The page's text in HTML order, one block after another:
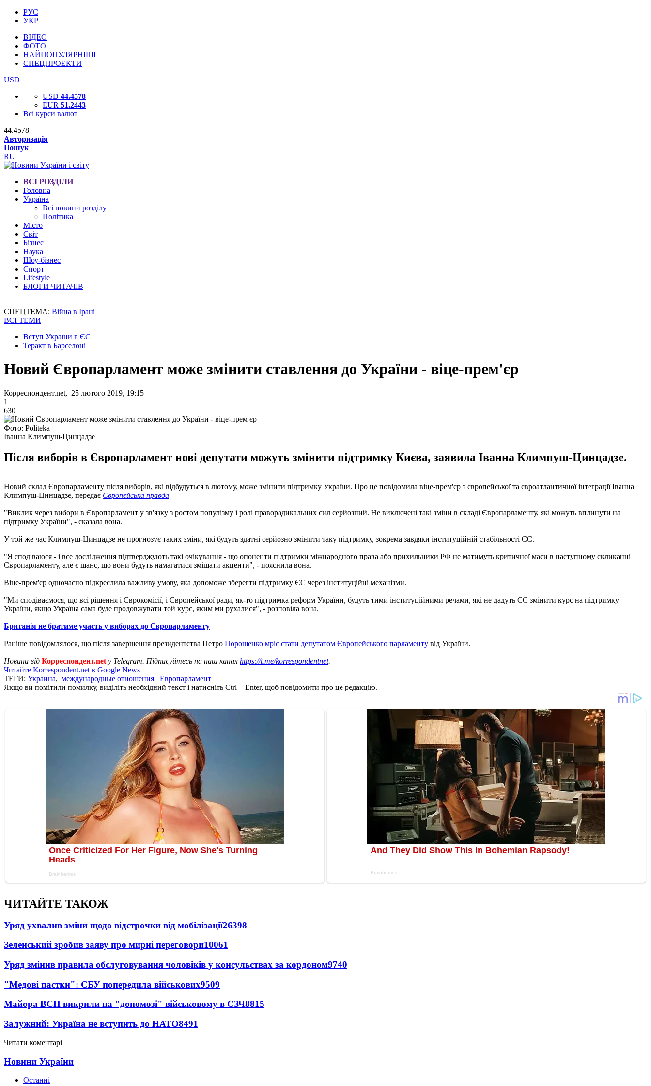
РУС
УКР
ВІДЕО
ФОТО
НАЙПОПУЛЯРНІШІ
СПЕЦПРОЕКТИ
USD
USD 44.4578
EUR 51.2443
Всі курси валют
44.4578
Авторизація
Пошук
RU
ВСІ РОЗДІЛИ
Головна
Україна
Всі новини розділу
Політика
Місто
Світ
Бізнес
Наука
Шоу-бізнес
Спорт
Lifestyle
БЛОГИ ЧИТАЧІВ
СПЕЦТЕМА: Війна в Ірані
ВСІ ТЕМИ
Вступ України в ЄС
Теракт в Барселоні
Новий Європарламент може змінити ставлення до України - віце-прем'єр
Корреспондент.net, 25 лютого 2019, 19:15
1
630
Фото: Politeka
Іванна Климпуш-Цинцадзе
Після виборів в Європарламент нові депутати можуть змінити підтримку Києва, заявила Іванна Климпуш-Цинцадзе.
Новий склад Європарламенту після виборів, які відбудуться в лютому, може змінити підтримку України. Про це повідомила віце-прем'єр з європейської та євроатлантичної інтеграції Іванна
Климпуш-Цинцадзе, передає Європейська правда.
"Виклик через вибори в Європарламент у зв'язку з ростом популізму і ролі праворадикальних сил серйозний. Не виключені такі зміни в складі Європарламенту, які можуть вплинути на
підтримку України", - сказала вона.
У той же час Климпуш-Цинцадзе не прогнозує таких зміни, які будуть здатні серйозно змінити таку підтримку, зокрема завдяки інституційній стабільності ЄС.
"Я сподіваюся - і все дослідження підтверджують такі очікування - що опоненти підтримки міжнародного права або прихильники РФ не матимуть критичної маси в наступному скликанні
Європарламенту, але є шанс, що вони будуть намагатися зміщати акценти", - пояснила вона.
Віце-прем'єр одночасно підкреслила важливу умову, яка допоможе зберегти підтримку ЄС через інституційні механізми.
"Ми сподіваємося, що всі рішення і Єврокомісії, і Європейської ради, як-то підтримка реформ України, будуть тими інституційними речами, які не дадуть ЄС змінити курс на підтримку
України, якщо Україна сама буде продовжувати той курс, яким ми рухалися", - розповіла вона.
Британія не братиме участь у виборах до Європарламенту
Раніше повідомлялося, що після завершення президентства Петро Порошенко мріє стати депутатом Європейського парламенту від України.
Новини від Корреспондент.net у Telegram. Підписуйтесь на наш канал https://t.me/korrespondentnet.
Читайте Korrespondent.net в Google News
ТЕГИ: Украина, международные отношения, Европарламент
Якщо ви помітили помилку, виділіть необхідний текст і натисніть Ctrl + Enter, щоб повідомити про це редакцію.
ЧИТАЙТЕ ТАКОЖ
Уряд ухвалив зміни щодо відстрочки від мобілізації26398
Зеленський зробив заяву про мирні переговори10061
Уряд змінив правила обслуговування чоловіків у консульствах за кордоном9740
"Медові пастки": СБУ попередила військових9509
Майора ВСП викрили на "допомозі" військовому в СЗЧ8815
Залужний: Україна не вступить до НАТО8491
Читати коментарі
Новини України
Останні